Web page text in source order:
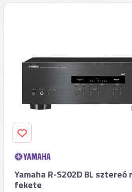
Yamaha R-S202D BL
fekete